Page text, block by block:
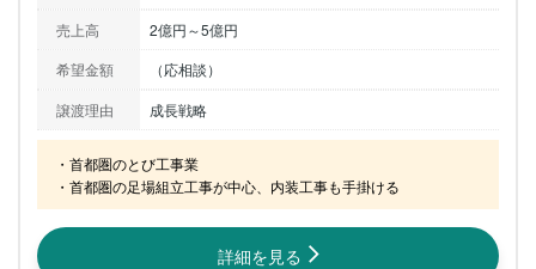
売上高
2億円～5億円
希望金額
（応相談）
譲渡理由
成長戦略
・首都圏のとび工事業
・首都圏の足場組立工事が中心、内装工事も手掛ける
詳細を見る